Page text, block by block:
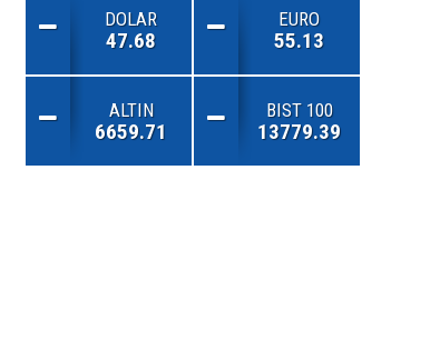
DOLAR
47.68
EURO
55.13
ALTIN
6659.71
BIST 100
13779.39